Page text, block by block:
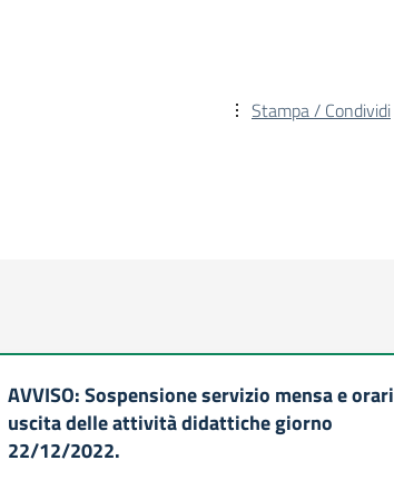
Stampa / Condividi
AVVISO: Sospensione servizio mensa e orari
uscita delle attività didattiche giorno
22/12/2022.